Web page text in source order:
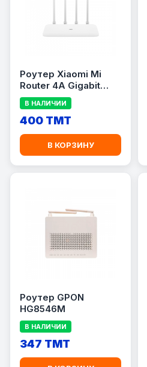
Роутер Xiaomi Mi
Router 4A Gigabit
Edition (AC1200)
В НАЛИЧИИ
400 TMT
В КОРЗИНУ
Роутер GPON
HG8546M
В НАЛИЧИИ
347 TMT